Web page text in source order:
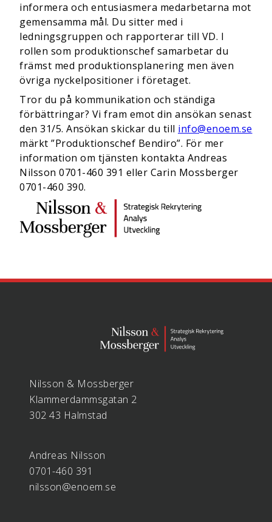
informera och entusiasmera medarbetarna mot
gemensamma mål. Du sitter med i
ledningsgruppen och rapporterar till VD. I
rollen som produktionschef samarbetar du
främst med produktionsplanering men även
övriga nyckelpositioner i företaget.
Tror du på kommunikation och ständiga
förbättringar? Vi fram emot din ansökan senast
den 31/5. Ansökan skickar du till info@enoem.se
märkt ”Produktionschef Bendiro”. För mer
information om tjänsten kontakta Andreas
Nilsson 0701-460 391 eller Carin Mossberger
0701-460 390.
Nilsson & Mossberger
Klammerdammsgatan 2
302 43 Halmstad
Andreas Nilsson
0701-460 391
nilsson@enoem.se